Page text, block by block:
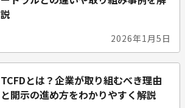
説
2026年1月5日
TCFDとは？企業が取り組むべき理由
と開示の進め方をわかりやすく解説